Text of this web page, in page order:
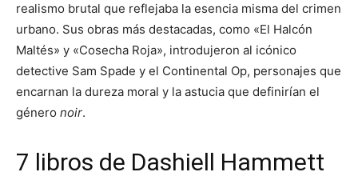
realismo brutal que reflejaba la esencia misma del crimen
urbano. Sus obras más destacadas, como «El Halcón
Maltés» y «Cosecha Roja», introdujeron al icónico
detective Sam Spade y el Continental Op, personajes que
encarnan la dureza moral y la astucia que definirían el
género noir.
7 libros de Dashiell Hammett